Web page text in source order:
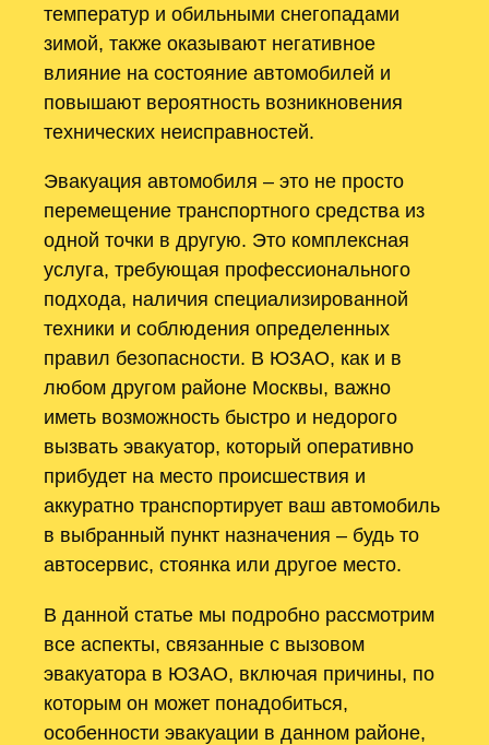
температур и обильными снегопадами
зимой, также оказывают негативное
влияние на состояние автомобилей и
повышают вероятность возникновения
технических неисправностей.
Эвакуация автомобиля – это не просто
перемещение транспортного средства из
одной точки в другую. Это комплексная
услуга, требующая профессионального
подхода, наличия специализированной
техники и соблюдения определенных
правил безопасности. В ЮЗАО, как и в
любом другом районе Москвы, важно
иметь возможность быстро и недорого
вызвать эвакуатор, который оперативно
прибудет на место происшествия и
аккуратно транспортирует ваш автомобиль
в выбранный пункт назначения – будь то
автосервис, стоянка или другое место.
В данной статье мы подробно рассмотрим
все аспекты, связанные с вызовом
эвакуатора в ЮЗАО, включая причины, по
которым он может понадобиться,
особенности эвакуации в данном районе,